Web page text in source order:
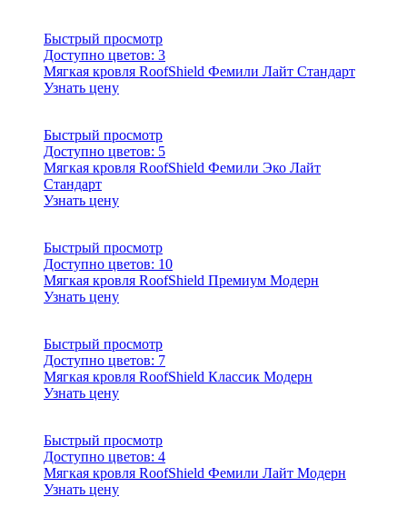
Быстрый просмотр
Доступно цветов: 3
Мягкая кровля RoofShield Фемили Лайт Стандарт
Узнать цену
Быстрый просмотр
Доступно цветов: 5
Мягкая кровля RoofShield Фемили Эко Лайт
Стандарт
Узнать цену
Быстрый просмотр
Доступно цветов: 10
Мягкая кровля RoofShield Премиум Модерн
Узнать цену
Быстрый просмотр
Доступно цветов: 7
Мягкая кровля RoofShield Классик Модерн
Узнать цену
Быстрый просмотр
Доступно цветов: 4
Мягкая кровля RoofShield Фемили Лайт Модерн
Узнать цену